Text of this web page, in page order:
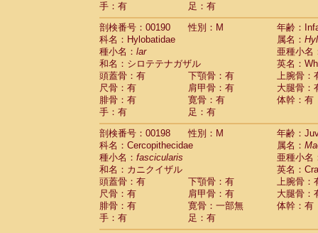
手：有
足：有
剖検番号：00190
性別：M
年齢：
科名：Hylobatidae
属名：
種小名： lar
亜種小名
和名：シロテテナガザル
英名：
頭蓋骨：有
下顎骨：有
上腕骨：
尺骨：有
肩甲骨：有
大腿骨：
腓骨：有
寛骨：有
体幹：有
手：有
足：有
剖検番号：00198
性別：M
年齢：
科名：Cercopithecidae
属名：
種小名： fascicularis
亜種小名
和名：カニクイザル
英名：
頭蓋骨：有
下顎骨：有
上腕骨：
尺骨：有
肩甲骨：有
大腿骨：
腓骨：有
寛骨：一部無
体幹：有
手：有
足：有